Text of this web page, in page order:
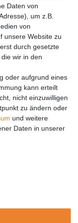
Daten von
um z.B.
von
unsere Website zu
durch gesetzte
wir in den
oder aufgrund eines
kann erteilt
nicht einzuwilligen
zu ändern oder
und weitere
Daten in unserer